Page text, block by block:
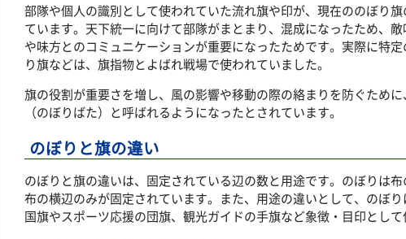
部隊や個人の識別として使われていた流れ旗や印が、現在ののぼり
ています。天下統一に向けて部隊がまとまり、混成になったため、
や味方とのコミュニケーションが重要になったためです。実際に特
り旗などは、旗指物とよばれ戦場で使われていました。
旗の役割が重要さを増し、風の影響や移動の際の絡まりを防ぐため
（のぼりばた）と呼ばれるようになったとされています。
のぼりと旗の違い
のぼりと旗の違いは、固定されている辺の数と用途です。のぼりは
布の横辺のみが固定されています。また、用途の違いとして、のぼ
国旗やスポーツ応援の団旗、観光ガイドの手旗など象徴・目印とし